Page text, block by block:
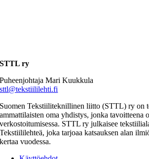
STTL ry
Puheenjohtaja Mari Kuukkula
sttl@tekstiililehti.fi
Suomen Tekstiiliteknillinen liitto (STTL) ry on
ammattilaisten oma yhdistys, jonka tavoitteena
verkostoitumisessa. STTL ry julkaisee
Tekstiililehteä, joka tarjoaa katsauksen alan
kertaa vuodessa.